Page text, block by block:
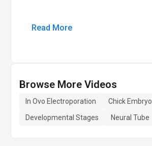
Read More
Browse More Videos
In Ovo Electroporation Chick Embryo
Developmental Stages
Neural Tube